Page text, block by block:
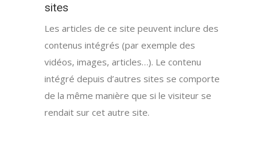
sites
Les articles de ce site peuvent inclure des
contenus intégrés (par exemple des
vidéos, images, articles…). Le contenu
intégré depuis d’autres sites se comporte
de la même manière que si le visiteur se
rendait sur cet autre site.